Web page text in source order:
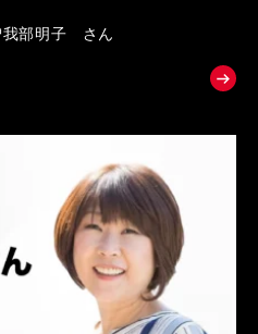
部明子 さん